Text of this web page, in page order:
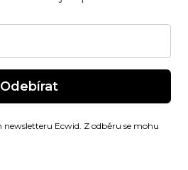
Odebírat
newsletteru Ecwid. Z odběru se mohu